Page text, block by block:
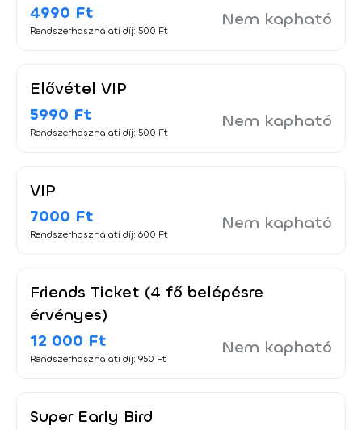
4990 Ft
Rendszerhasználati díj: 500 Ft
Nem kapható
Elővétel VIP
5990 Ft
Rendszerhasználati díj: 500 Ft
Nem kapható
VIP
7000 Ft
Rendszerhasználati díj: 600 Ft
Nem kapható
Friends Ticket (4 fő belépésre
érvényes)
12 000 Ft
Rendszerhasználati díj: 950 Ft
Nem kapható
Super Early Bird